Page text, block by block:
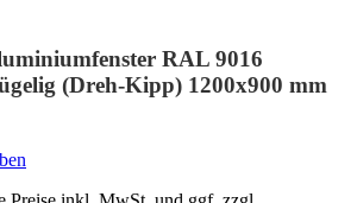
RAL 9016
(Dreh-Kipp) 1200x900 mm